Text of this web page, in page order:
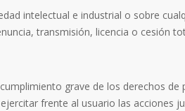
intelectual e industrial o sobre
transmisión, licencia o cesión
grave de los derechos de
frente al usuario las acciones